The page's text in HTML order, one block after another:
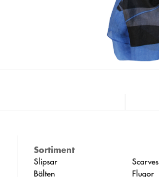
Sortiment
Slipsar
Scarves
Bälten
Flugor